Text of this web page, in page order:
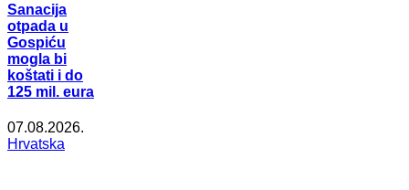
Sanacija
otpada u
Gospiću
mogla bi
koštati i do
125 mil. eura
07.08.2026.
Hrvatska